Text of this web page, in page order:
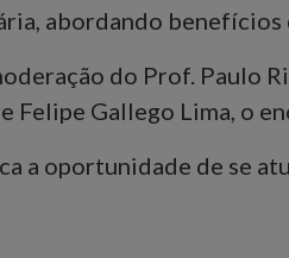
abordando benefícios
do Prof. Paulo
Felipe Gallego Lima, o
a oportunidade de se